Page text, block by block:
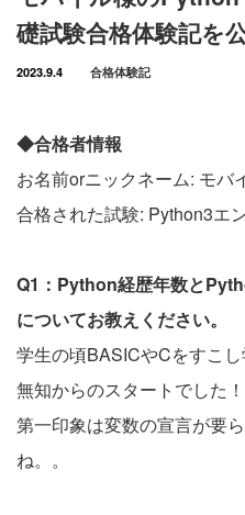
礎試験合格体験記を
2023.9.4 合格体験記
◆合格者情報
お名前orニックネーム: モバ
合格された試験: Python3エ
Q1：Python経歴年数と
についてお教えください。
学生の頃BASICやCをすこ
無知からのスタートでした！
第一印象は変数の宣言が要
ね。。